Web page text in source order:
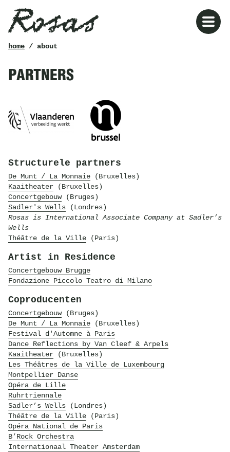
kruimelpad
home/ about
PARTNERS
Structurele partners
De Munt / La Monnaie(Bruxelles)
Kaaitheater(Bruxelles)
Concertgebouw(Bruges)
Sadler's Wells(Londres)
Rosas is International Associate Company at Sadler’s
Wells
Théâtre de la Ville(Paris)
Artist in Residence
Concertgebouw Brugge
Fondazione Piccolo Teatro di Milano
Coproducenten
Concertgebouw(Bruges)
De Munt / La Monnaie(Bruxelles)
Festival d'Automne à Paris
Dance Reflections by Van Cleef & Arpels
Kaaitheater(Bruxelles)
Les Théâtres de la Ville de Luxembourg
Montpellier Danse
Opéra de Lille
Ruhrtriennale
Sadler’s Wells(Londres)
Théâtre de la Ville(Paris)
Opéra National de Paris
B’Rock Orchestra
Internationaal Theater Amsterdam